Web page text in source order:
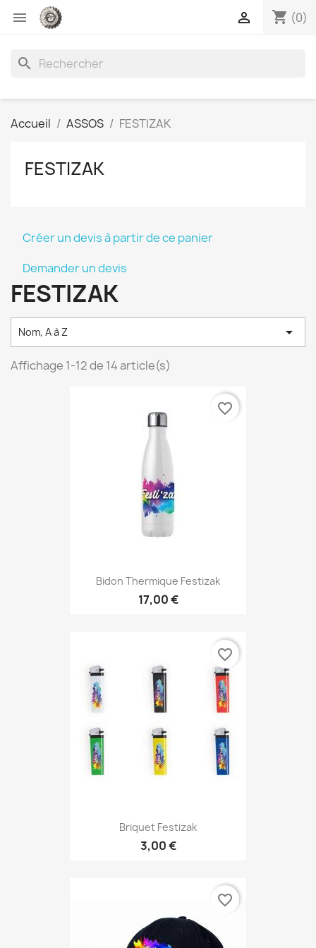
 shopping_cart (0)

search
Accueil ASSOS FESTIZAK
FESTIZAK
Créer un devis à partir de ce panier
Demander un devis
FESTIZAK
Nom, A à Z 
Affichage 1-12 de 14 article(s)
Bidon Thermique Festizak
17,00 €
favorite_border
Briquet Festizak
3,00 €
favorite_border
favorite_border